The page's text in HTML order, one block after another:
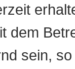
dem
sein,